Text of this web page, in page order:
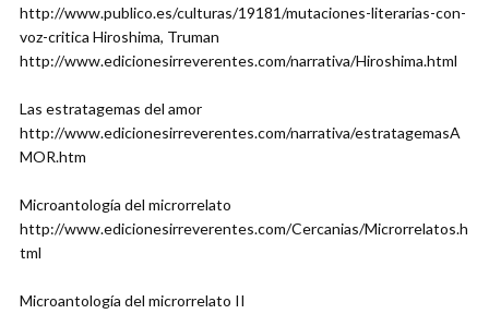
http://www.publico.es/culturas/19181/mutaciones-literarias-con-
voz-critica Hiroshima, Truman
http://www.edicionesirreverentes.com/narrativa/Hiroshima.html
Las estratagemas del amor
http://www.edicionesirreverentes.com/narrativa/estratagemasA
MOR.htm
Microantología del microrrelato
http://www.edicionesirreverentes.com/Cercanias/Microrrelatos.h
tml
Microantología del microrrelato II